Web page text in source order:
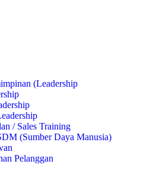
(Leadership
/ Sales Training
(Sumber Daya Manusia)
Pelanggan